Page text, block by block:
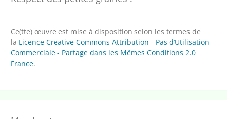
Ce(tte) œuvre est mise à disposition selon les termes de
la Licence Creative Commons Attribution - Pas d’Utilisation
Commerciale - Partage dans les Mêmes Conditions 2.0
France.